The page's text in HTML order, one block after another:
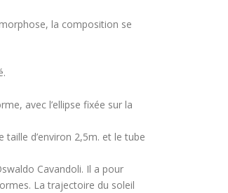
la composition se
avec l’ellipse fixée sur la
d’environ 2,5m. et le tube
Cavandoli. Il a pour
La trajectoire du soleil